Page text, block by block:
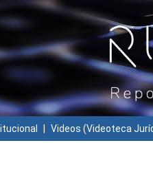
Videos (Videoteca